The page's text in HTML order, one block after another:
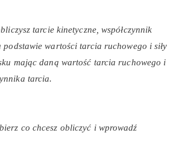
tarcie kinetyczne, współczynnik
wartości tarcia ruchowego i siły
mając daną wartość tarcia ruchowego i
tarcia.
co chcesz obliczyć i wprowadź